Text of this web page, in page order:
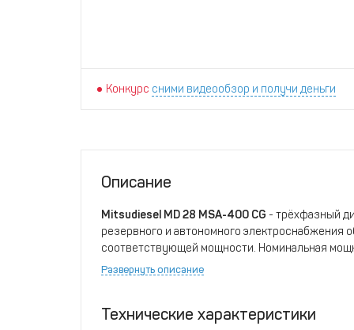
Конкурс сними видеообзор и получи деньги
Описание
Mitsudiesel MD 28 MSA-400 CG - трёхфазный
резервного и автономного электроснабжения
соответствующей мощности. Номинальная
25 кВА.
обозначению (ГОСТ)АД-20С-Т400-1РНМ29
Развернуть описание
Технические характеристики